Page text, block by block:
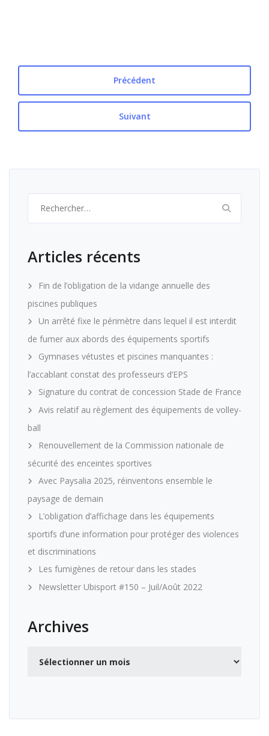
Précédent
Suivant
Articles récents
Fin de l’obligation de la vidange annuelle des
piscines publiques
Un arrêté fixe le périmètre dans lequel il est interdit
de fumer aux abords des équipements sportifs
Gymnases vétustes et piscines manquantes :
l’accablant constat des professeurs d’EPS
Signature du contrat de concession Stade de France
Avis relatif au règlement des équipements de volley-
ball
Renouvellement de la Commission nationale de
sécurité des enceintes sportives
Avec Paysalia 2025, réinventons ensemble le
paysage de demain
L’obligation d’affichage dans les équipements
sportifs d’une information pour protéger des violences
et discriminations
Les fumigènes de retour dans les stades
Newsletter Ubisport #150 – Juil/Août 2022
Archives